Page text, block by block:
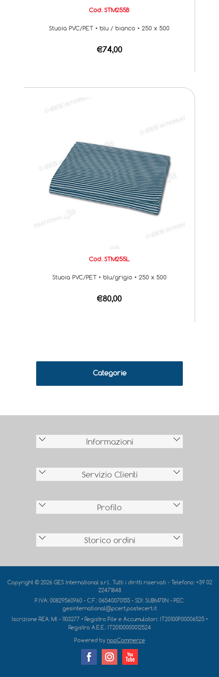
Cod. STM255B
Stuoia PVC/PET • blu / bianco • 250 x 500
€74,00
Cod. STM255L
Stuoia PVC/PET • blu/grigio • 250 x 500
€80,00
Categorie
Informazioni
Servizio Clienti
Profilo
Storico ordini
Copyright © 2026 GES International s.r.l.. Tutti i diritti riservati - Telefono: +39 02
22471848
P.IVA: 00829560960 - C.F.: 06540070155 - SDI: SUBM70N - PEC:
gesinternational@pcert.postecert.it
Iscrizione REA: MI - 1103277• Registro Pile e Accumulatori: IT20100P00006525•
Registro A.E.E.: IT20100000012524
Powered by nopCommerce